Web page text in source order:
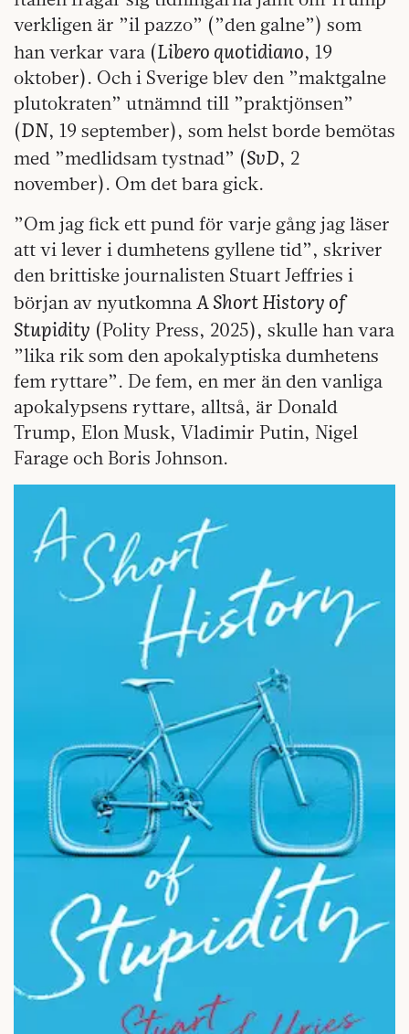
verkligen är ”il pazzo” (”den galne”) som
han verkar vara (Libero quotidiano, 19
oktober). Och i Sverige blev den ”maktgalne
plutokraten” utnämnd till ”praktjönsen”
(DN, 19 september), som helst borde bemötas
med ”medlidsam tystnad” (SvD, 2
november). Om det bara gick.
”Om jag fick ett pund för varje gång jag läser
att vi lever i dumhetens gyllene tid”, skriver
den brittiske journalisten Stuart Jeffries i
början av nyutkomna A Short History of
Stupidity (Polity Press, 2025), skulle han vara
”lika rik som den apokalyptiska dumhetens
fem ryttare”. De fem, en mer än den vanliga
apokalypsens ryttare, alltså, är Donald
Trump, Elon Musk, Vladimir Putin, Nigel
Farage och Boris Johnson.